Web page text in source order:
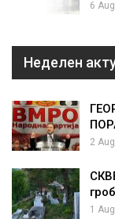
6
Неделен
2
1